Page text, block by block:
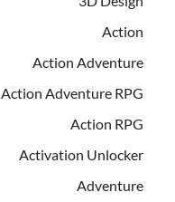
Action
Action Adventure
Action Adventure RPG
Action RPG
Activation Unlocker
Adventure